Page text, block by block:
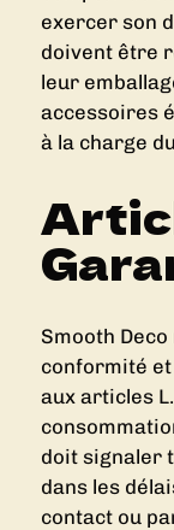
exercer son
doivent être
leur
accessoires
à la charge
Smooth
conformité
aux articles
doit signaler
dans les
contact ou